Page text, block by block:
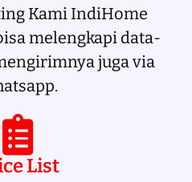
Kami IndiHome
melengkapi data-
juga via
List